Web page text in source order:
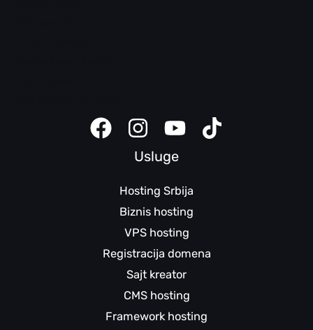
Usluge
Hosting Srbija
Biznis hosting
VPS hosting
Registracija domena
Sajt kreator
CMS hosting
Framework hosting